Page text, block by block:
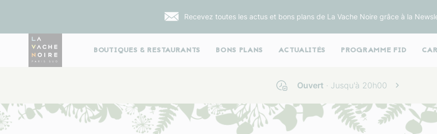
Recevez toutes les actus et bons plans de La Vache Noire grâce à la
BOUTIQUES & RESTAURANTS BONS PLANS ACTUALITÉS PROGRAMME FID
Ouvert· Jusqu'à 20h00